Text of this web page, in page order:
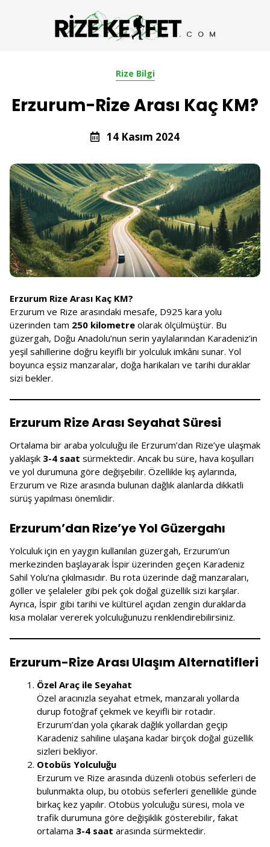
Rize Bilgi
Erzurum-Rize Arası Kaç KM?
14 Kasım 2024
Erzurum Rize Arası Kaç KM?
Erzurum ve Rize arasındaki mesafe, D925 kara yolu
üzerinden tam 250 kilometre olarak ölçülmüştür. Bu
güzergah, Doğu Anadolu’nun serin yaylalarından Karadeniz’in
yeşil sahillerine doğru keyifli bir yolculuk imkânı sunar. Yol
boyunca eşsiz manzaralar, doğa harikaları ve tarihi duraklar
sizi bekler.
Erzurum Rize Arası Seyahat Süresi
Ortalama bir araba yolculuğu ile Erzurum’dan Rize’ye ulaşmak
yaklaşık 3-4 saat sürmektedir. Ancak bu süre, hava koşulları
ve yol durumuna göre değişebilir. Özellikle kış aylarında,
Erzurum ve Rize arasında bulunan dağlık alanlarda dikkatli
sürüş yapılması önemlidir.
Erzurum’dan Rize’ye Yol Güzergahı
Yolculuk için en yaygın kullanılan güzergah, Erzurum’un
merkezinden başlayarak İspir üzerinden geçen Karadeniz
Sahil Yolu’na çıkılmasıdır. Bu rota üzerinde dağ manzaraları,
göller ve şelaleler gibi pek çok doğal güzellik sizi karşılar.
Ayrıca, İspir gibi tarihi ve kültürel açıdan zengin duraklarda
kısa molalar vererek yolculuğunuzu renklendirebilirsiniz.
Erzurum-Rize Arası Ulaşım Alternatifleri
Özel Araç ile Seyahat
Özel aracınızla seyahat etmek, manzaralı yollarda
durup fotoğraf çekmek ve keyifli bir rotadır.
Erzurum’dan yola çıkarak dağlık yollardan geçip
Karadeniz sahiline ulaşana kadar birçok doğal güzellik
sizleri bekliyor.
Otobüs Yolculuğu
Erzurum ve Rize arasında düzenli otobüs seferleri de
bulunmakta olup, bu otobüs seferleri genellikle günde
birkaç kez yapılır. Otobüs yolculuğu süresi, mola ve
trafik durumuna göre değişiklik gösterebilir, fakat
ortalama 3-4 saat arasında sürmektedir.